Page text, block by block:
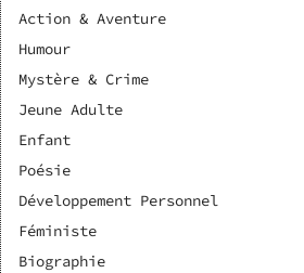
Action & Aventure
Humour
Mystère & Crime
Jeune Adulte
Enfant
Poésie
Développement Personnel
Féministe
Biographie